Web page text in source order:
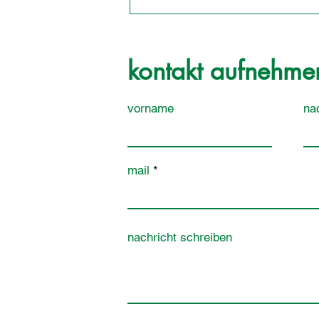
kontakt
vorname
mail
nachricht schreiben